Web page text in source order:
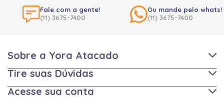
Fale com a gente!
(11) 3675-7400
Ou mande pelo whats!
(11) 3675-7400
Sobre a Yora Atacado
Tire suas Dúvidas
Acesse sua conta